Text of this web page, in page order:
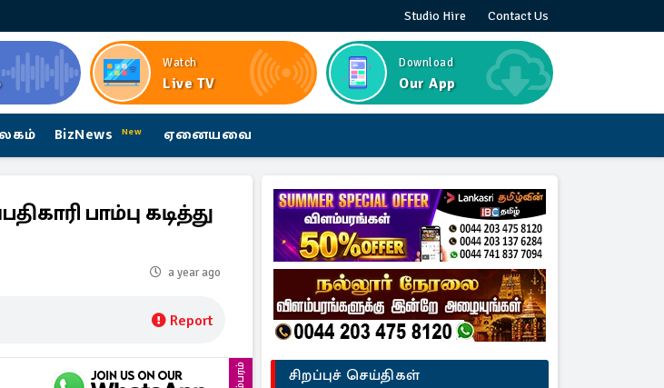
Studio Hire Contact Us
Watch
Live TV
Download
Our App
BizNews New ஏனையவை
பாம்பு கடித்து
a year ago
Report
சிறப்புச் செய்திகள்